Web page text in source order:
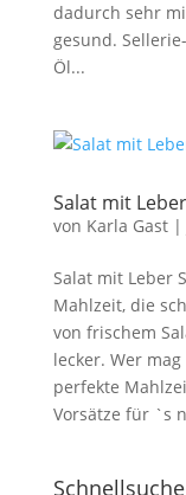
dadurch sehr
gesund.
Öl...
Salat mit Leber
von Karla Gast|
Salat mit Leber
Mahlzeit, die
von frischem
lecker. Wer
perfekte
Vorsätze für `s
Schnellsuche